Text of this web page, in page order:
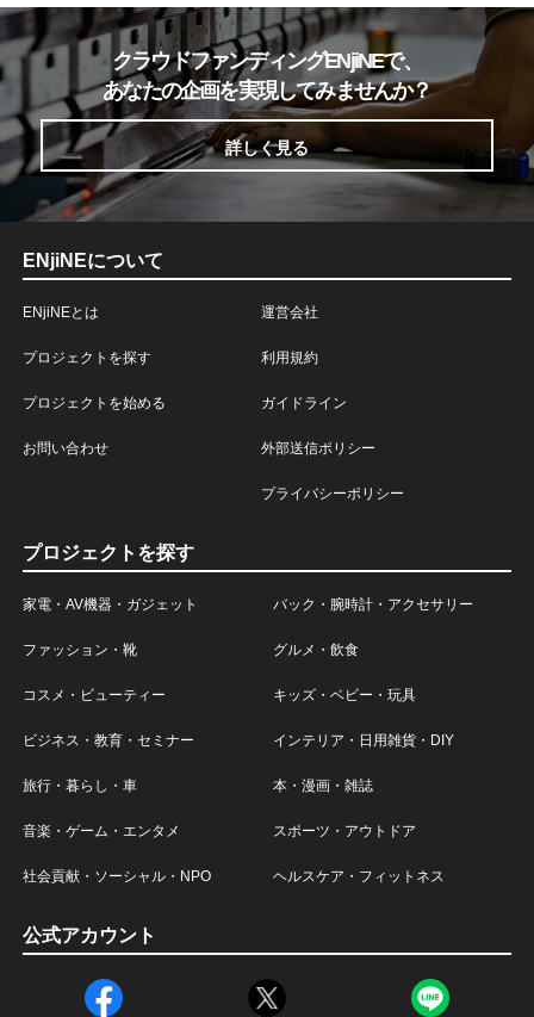
クラウドファンディングENjiNEで、
あなたの企画を実現してみませんか？
詳しく見る
ENjiNEについて
ENjiNEとは
プロジェクトを探す
プロジェクトを始める
お問い合わせ
運営会社
利用規約
ガイドライン
外部送信ポリシー
プライバシーポリシー
プロジェクトを探す
家電・AV機器・ガジェット バック・腕時計・アクセサリー
ファッション・靴 グルメ・飲食
コスメ・ビューティー キッズ・ベビー・玩具
ビジネス・教育・セミナー インテリア・日用雑貨・DIY
旅行・暮らし・車 本・漫画・雑誌
音楽・ゲーム・エンタメ スポーツ・アウトドア
社会貢献・ソーシャル・NPO ヘルスケア・フィットネス
公式アカウント